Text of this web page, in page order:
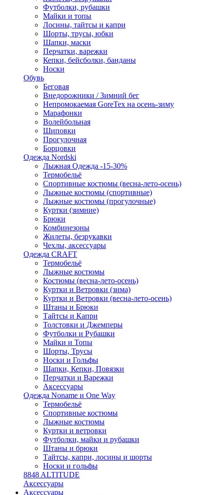
Футболки, рубашки
Майки и топы
Лосины, тайтсы и капри
Шорты, трусы, юбки
Шапки, маски
Перчатки, варежки
Кепки, бейсболки, банданы
Носки
Обувь
Беговая
Внедорожники / Зимний бег
Непромокаемая GoreTex на осень-зиму
Марафонки
Волейбольная
Шиповки
Прогулочная
Борцовки
Одежда Nordski
Лыжная Одежда -15-30%
Термобельё
Спортивные костюмы (весна-лето-осень)
Лыжные костюмы (спортивные)
Лыжные костюмы (прогулочные)
Куртки (зимние)
Брюки
Комбинезоны
Жилеты, безрукавки
Чехлы, аксессуары
Одежда CRAFT
Термобельё
Лыжные костюмы
Костюмы (весна-лето-осень)
Куртки и Ветровки (зима)
Куртки и Ветровки (весна-лето-осень)
Штаны и Брюки
Тайтсы и Капри
Толстовки и Джемперы
Футболки и Рубашки
Майки и Топы
Шорты, Трусы
Носки и Гольфы
Шапки, Кепки, Повязки
Перчатки и Варежки
Аксессуары
Одежда Noname и One Way
Термобельё
Спортивные костюмы
Лыжные костюмы
Куртки и ветровки
Футболки, майки и рубашки
Штаны и брюки
Тайтсы, капри, лосины и шорты
Носки и гольфы
8848 ALTITUDE
Аксессуары
Аксессуары